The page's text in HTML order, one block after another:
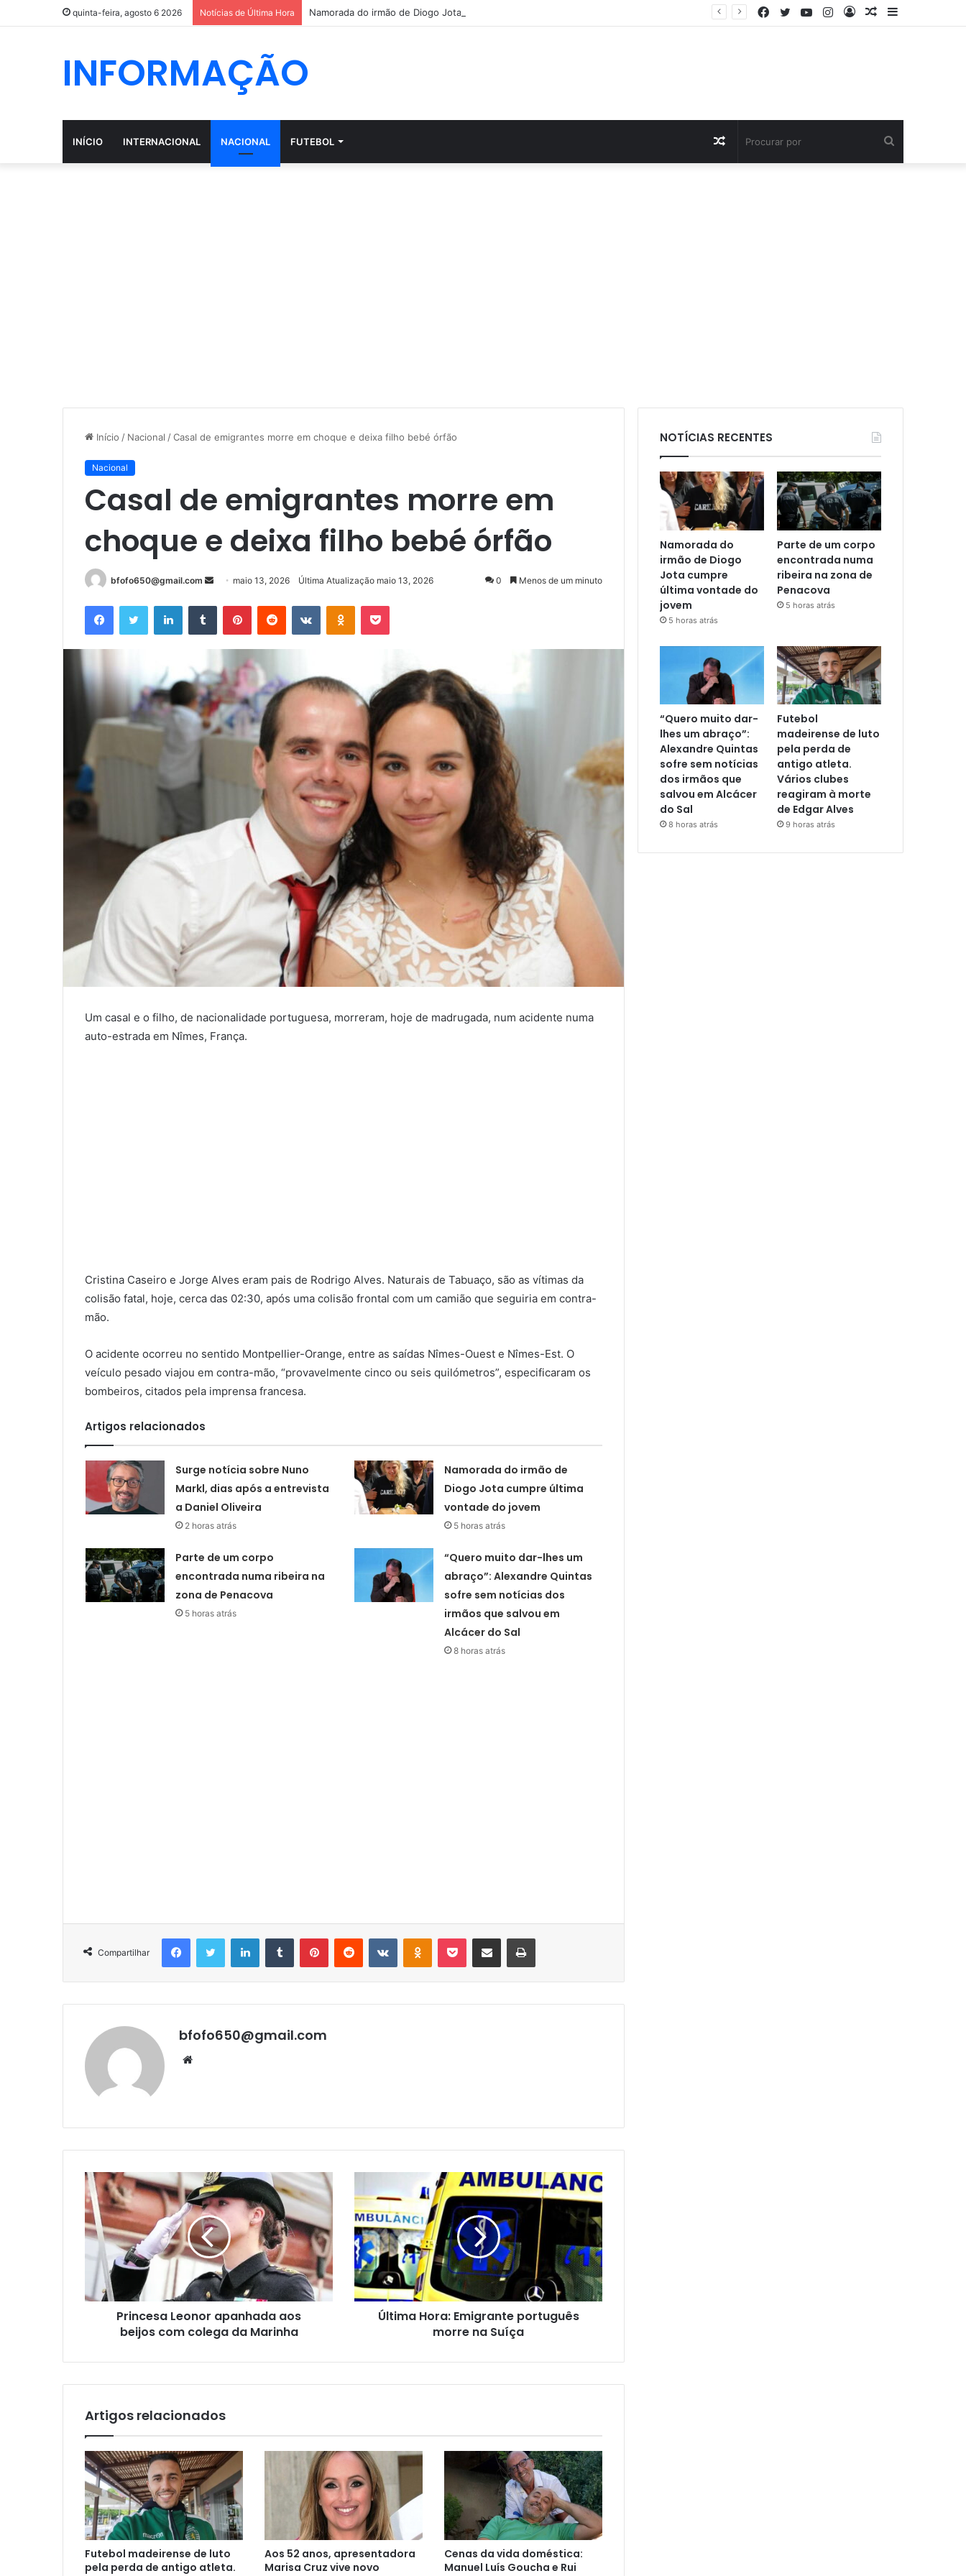
quinta-feira, agosto 6 2026 Notícias de Última Hora Namorada do irmão de Diogo Jota cumpre última vontade do jovem
Barra
Artigo
Entrar
Instagram
YouTube
Twitter
Facebook
INFORMAÇÃO
INÍCIO INTERNACIONAL NACIONAL FUTEBOL Artigo
Início / Nacional /Casal de emigrantes morre em choque e deixa filho bebé órfão
Nacional
Casal de emigrantes morre em
choque e deixa filho bebé órfão
bfofo650@gmail.com
Mande
mail
maio 13, 2026 Última Atualização maio 13, 2026 0 Menos de um minuto
FacebookTwitter LinkedinTumblr PinterestReddit VK OK Pocket
Um casal e o filho, de nacionalidade portuguesa, morreram, hoje de madrugada, num acidente numa
auto-estrada em Nîmes, França.
Cristina Caseiro e Jorge Alves eram pais de Rodrigo Alves. Naturais de Tabuaço, são as vítimas da
colisão fatal, hoje, cerca das 02:30, após uma colisão frontal com um camião que seguiria em contra-
mão.
O acidente ocorreu no sentido Montpellier-Orange, entre as saídas Nîmes-Ouest e Nîmes-Est. O
veículo pesado viajou em contra-mão, “provavelmente cinco ou seis quilómetros”, especificaram os
bombeiros, citados pela imprensa francesa.
Artigos relacionados
Surge notícia sobre Nuno
Markl, dias após a entrevista
a Daniel Oliveira
2 horas atrás
Namorada do irmão de
Diogo Jota cumpre última
vontade do jovem
5 horas atrás
Parte de um corpo
encontrada numa ribeira na
zona de Penacova
5 horas atrás
“Quero muito dar-lhes um
abraço”: Alexandre Quintas
sofre sem notícias dos
irmãos que salvou em
Alcácer do Sal
8 horas atrás
Compartilhar
FacebookTwitter LinkedinTumblr PinterestReddit VK OK Pocket Compartilhar via e-mail Imprimir
bfofo650@gmail.com
Website
Princesa Leonor apanhada aos
beijos com colega da Marinha
Última Hora: Emigrante português
morre na Suíça
Artigos relacionados
Futebol madeirense de luto
pela perda de antigo atleta.
Aos 52 anos, apresentadora
Marisa Cruz vive novo
Cenas da vida doméstica:
Manuel Luís Goucha e Rui
NOTÍCIAS RECENTES
Namorada do
irmão de Diogo
Jota cumpre
última vontade do
jovem
5 horas atrás
Parte de um corpo
encontrada numa
ribeira na zona de
Penacova
5 horas atrás
“Quero muito dar-
lhes um abraço”:
Alexandre Quintas
sofre sem notícias
dos irmãos que
salvou em Alcácer
do Sal
8 horas atrás
Futebol
madeirense de luto
pela perda de
antigo atleta.
Vários clubes
reagiram à morte
de Edgar Alves
9 horas atrás